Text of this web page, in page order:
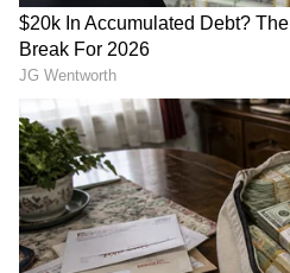
'ಪ್ರೊಫೆಷನಲ್' ಅಂತ
ಇದಕ್ಕೆ ವಿರೋಧ ವ್ಯಕ್ತಪಡಿಸಿ,
ಅಂತಾನಾ?' ಅಂತ ಪ್ರಶ್ನಿಸಿದ್ದಾರೆ.
ಬಂದರೆ, ಶಾಹಿದ್ ಇತ್ತೀಚೆಗೆ
ಅವರ 'ಓ ರೋಮಿಯೋ' ಚಿತ್ರದಲ್ಲಿ
ನೈಜ ಘಟನೆಗಳಿಂದ ಸ್ಫೂರ್ತಿ
ರೊಮ್ಯಾನ್ಸ್ ಕಥೆಯಾಗಿದೆ. ಈ
ದಿಮ್ರಿ ಮುಖ್ಯ ಪಾತ್ರದಲ್ಲಿದ್ದಾರೆ.
RECOMMENDED STORIES